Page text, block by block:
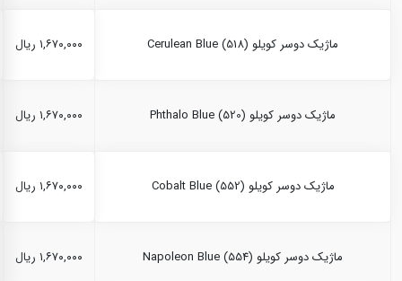
ماژیک دوسر کویلو Cerulean Blue (518) ۱,۶۷۰,۰۰۰ ریال
ماژیک دوسر کویلو Phthalo Blue (520) ۱,۶۷۰,۰۰۰ ریال
ماژیک دوسر کویلو Cobalt Blue (552) ۱,۶۷۰,۰۰۰ ریال
ماژیک دوسر کویلو Napoleon Blue (554) ۱,۶۷۰,۰۰۰ ریال